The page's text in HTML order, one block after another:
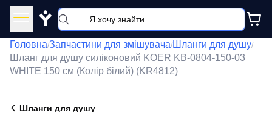
Y
Головна/Запчастини для змішувача/ Шланги для душу/
Шланг для душу силіконовий KOER KB-0804-150-03
WHITE 150 см (Колір білий) (KR4812)
Шланги для душу